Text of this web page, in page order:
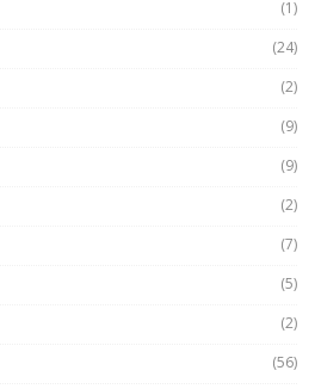
(1)
(24)
(2)
(9)
(9)
(2)
(7)
(5)
(2)
(56)